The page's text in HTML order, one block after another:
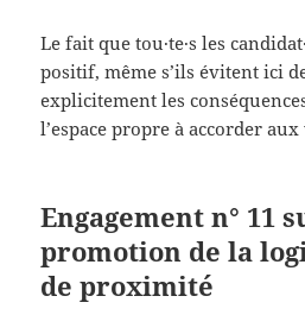
Le fait que tou·te·s les
positif, même s’ils évitent ici
explicitement les
l’espace propre à accorder aux
Engagement n° 11
promotion de la
de proximité